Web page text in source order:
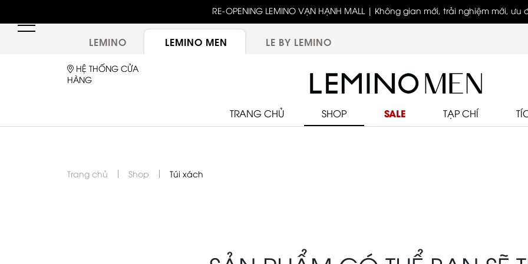
túi LEMINO với logo Double L mới sau một thập kỷ
RE-OPENING LEMINO VẠN HẠNH MALL | Không gian mới, trải nghiệm mới, ưu
biệt
LEMINO LEMINO MEN LE BY LEMINO
HỆ THỐNG CỬA
HÀNG
TRANG CHỦ SHOP SALE TẠP CHÍ
Trang chủ Shop Túi xách